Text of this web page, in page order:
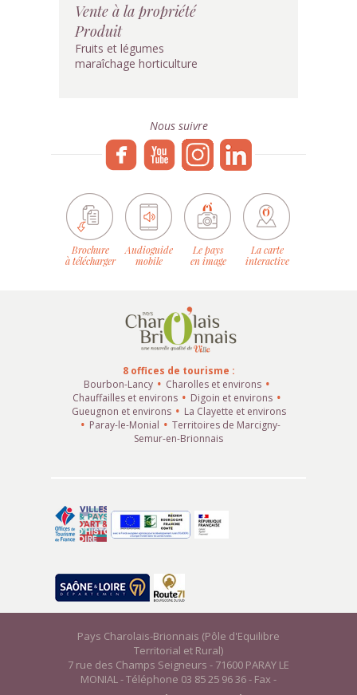
Vente à la propriété
Produit
Fruits et légumes
maraîchage horticulture
Nous suivre
Brochure
à télécharger
Audioguide
mobile
Le pays
en image
La carte
interactive
8 offices de tourisme :
Bourbon-Lancy
Charolles et environs
Chauffailles et environs
Digoin et environs
Gueugnon et environs
La Clayette et environs
Paray-le-Monial
Territoires de Marcigny-
Semur-en-Brionnais
Pays Charolais-Brionnais (Pôle d'Equilibre
Territorial et Rural)
7 rue des Champs Seigneurs - 71600 PARAY LE
MONIAL - Téléphone 03 85 25 96 36 - Fax -